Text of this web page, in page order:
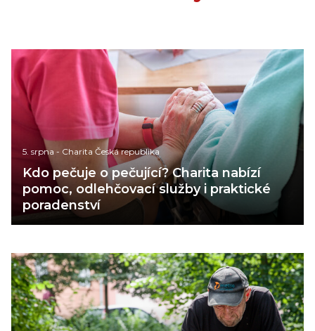
5. srpna - Charita Česká republika
Kdo pečuje o pečující? Charita nabízí
pomoc, odlehčovací služby i praktické
poradenství